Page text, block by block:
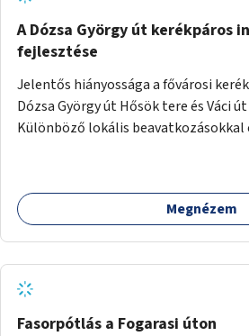
A Dózsa György út kerékpáros
fejlesztése
Jelentős hiányossága a fővárosi
Dózsa György út Hősök tere és Váci
Különböző lokális
teljes körű, komplex felújítására.
Megnézem
Fasorpótlás a Fogarasi úton